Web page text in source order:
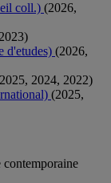
coll.) (2026,
d'etudes) (2026,
2024, 2022)
(2025,
contemporaine